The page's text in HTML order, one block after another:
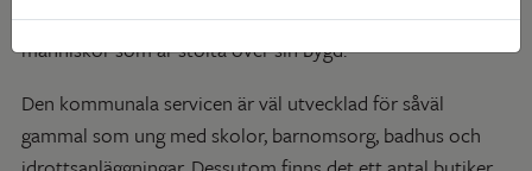
utgör en viktig del av bygdens historia. Burträsk präglas av
människor som är stolta över sin bygd.
Den kommunala servicen är väl utvecklad för såväl
gammal som ung med skolor, barnomsorg, badhus och